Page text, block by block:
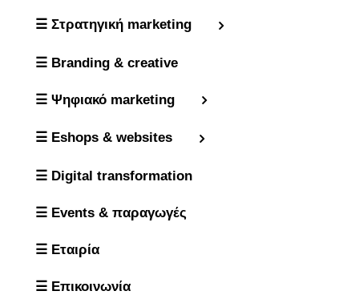
☰ Στρατηγική marketing
☰ Branding & creative
☰ Ψηφιακό marketing
☰ Eshops & websites
☰ Digital transformation
☰ Events & παραγωγές
☰ Εταιρία
☰ Επικοινωνία